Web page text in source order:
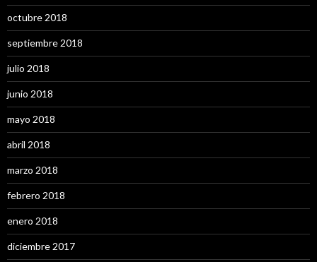
octubre 2018
septiembre 2018
julio 2018
junio 2018
mayo 2018
abril 2018
marzo 2018
febrero 2018
enero 2018
diciembre 2017